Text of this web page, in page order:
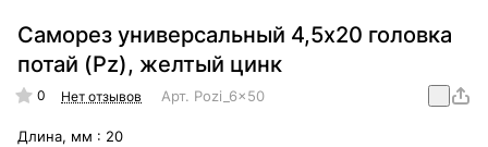
Саморез универсальный 4,5х20 головка
потай (Pz), желтый цинк
0 Нет отзывов Арт. Pozi_6x50
Длина, мм : 20